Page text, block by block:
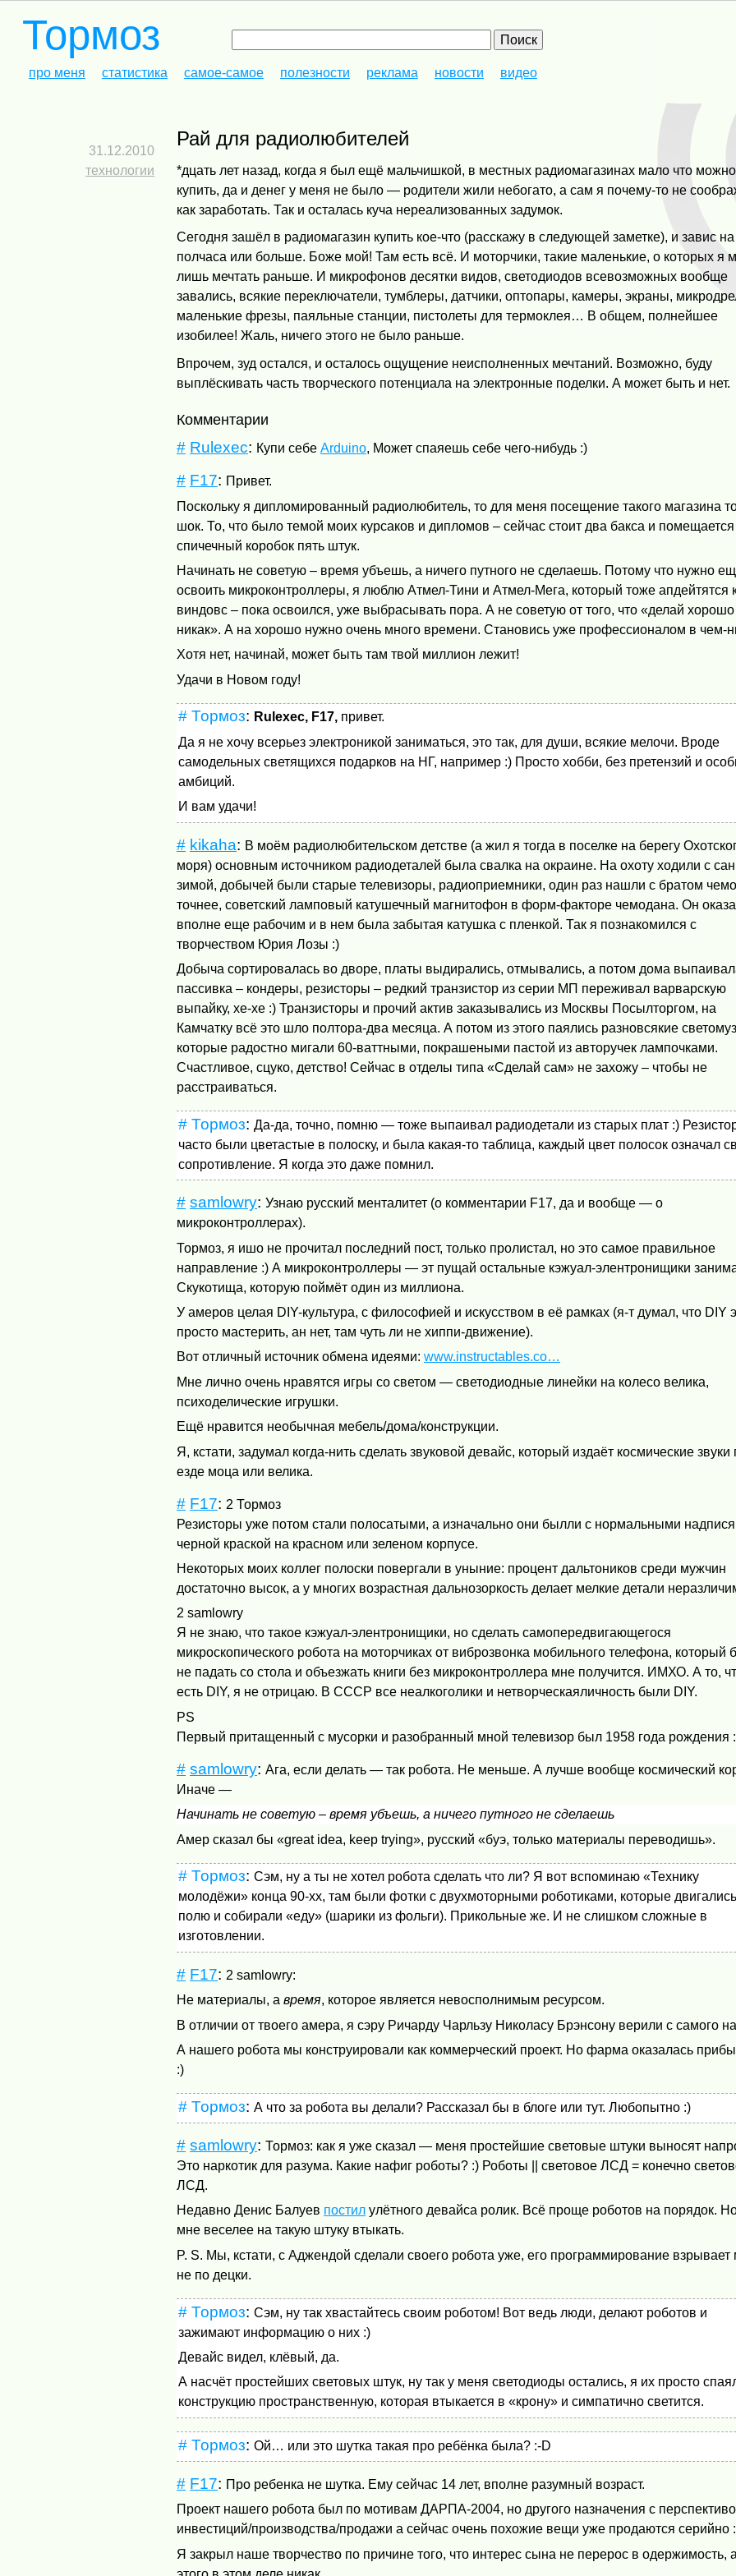
Тормоз
про меня статистика самое-самое полезности реклама новости видео
Рай для радиолюбителей
31.12.2010
технологии
*дцать лет назад, когда я был ещё мальчишкой, в местных радиомагазинах мало что
купить, да и денег у меня не было — родители жили небогато, а сам я почему-то не
как заработать. Так и осталась куча нереализованных задумок.
Сегодня зашёл в радиомагазин купить кое-что (расскажу в следующей заметке), и завис на
полчаса или больше. Боже мой! Там есть всё. И моторчики, такие маленькие, о которых я
лишь мечтать раньше. И микрофонов десятки видов, светодиодов всевозможных вообще
завались, всякие переключатели, тумблеры, датчики, оптопары, камеры, экраны,
маленькие фрезы, паяльные станции, пистолеты для термоклея… В общем, полнейшее
изобилее! Жаль, ничего этого не было раньше.
Впрочем, зуд остался, и осталось ощущение неисполненных мечтаний. Возможно, буду
выплёскивать часть творческого потенциала на электронные поделки. А может быть и нет.
Комментарии
# Rulexec: Купи себеArduino, Может спаяешь себе чего-нибудь :)
# F17: Привет.
Поскольку я дипломированный радиолюбитель, то для меня посещение такого магазина
шок. То, что было темой моих курсаков и дипломов – сейчас стоит два бакса и помещается
спичечный коробок пять штук.
Начинать не советую – время убъешь, а ничего путного не сделаешь. Потому что нужно
освоить микроконтроллеры, я люблю Атмел-Тини и Атмел-Мега, который тоже апдейтятся
виндовс – пока освоился, уже выбрасывать пора. А не советую от того, что «делай
никак». А на хорошо нужно очень много времени. Становись уже профессионалом в чем-
Хотя нет, начинай, может быть там твой миллион лежит!
Удачи в Новом году!
# Тормоз: Rulexec, F17,привет.
Да я не хочу всерьез электроникой заниматься, это так, для души, всякие мелочи. Вроде
самодельных светящихся подарков на НГ, например :) Просто хобби, без претензий и
амбиций.
И вам удачи!
# kikaha: В моём радиолюбительском детстве (а жил я тогда в поселке на берегу
моря) основным источником радиодеталей была свалка на окраине. На охоту ходили с
зимой, добычей были старые телевизоры, радиоприемники, один раз нашли с братом
точнее, советский ламповый катушечный магнитофон в форм-факторе чемодана. Он
вполне еще рабочим и в нем была забытая катушка с пленкой. Так я познакомился с
творчеством Юрия Лозы :)
Добыча сортировалась во дворе, платы выдирались, отмывались, а потом дома
пассивка – кондеры, резисторы – редкий транзистор из серии МП переживал варварскую
выпайку, хе-хе :) Транзисторы и прочий актив заказывались из Москвы Посылторгом, на
Камчатку всё это шло полтора-два месяца. А потом из этого паялись разновсякие
которые радостно мигали 60-ваттными, покрашеными пастой из авторучек лампочками.
Счастливое, сцуко, детство! Сейчас в отделы типа «Сделай сам» не захожу – чтобы не
расстраиваться.
# Тормоз: Да-да, точно, помню — тоже выпаивал радиодетали из старых плат :)
часто были цветастые в полоску, и была какая-то таблица, каждый цвет полосок означал
сопротивление. Я когда это даже помнил.
# samlowry:Узнаю русский менталитет (о комментарии F17, да и вообще — о
микроконтроллерах).
Тормоз, я ишо не прочитал последний пост, только пролистал, но это самое правильное
направление :) А микроконтроллеры — эт пущай остальные кэжуал-элентронищики
Скукотища, которую поймёт один из миллиона.
У амеров целая DIY-культура, с философией и искусством в её рамках (я-т думал, что DIY
просто мастерить, ан нет, там чуть ли не хиппи-движение).
Вот отличный источник обмена идеями:www.instructables.co…
Мне лично очень нравятся игры со светом — светодиодные линейки на колесо велика,
психоделические игрушки.
Ещё нравится необычная мебель/дома/конструкции.
Я, кстати, задумал когда-нить сделать звуковой девайс, который издаёт космические звуки
езде моца или велика.
# F17: 2 Тормоз
Резисторы уже потом стали полосатыми, а изначально они былли с нормальными
черной краской на красном или зеленом корпусе.
Некоторых моих коллег полоски повергали в уныние: процент дальтоников среди мужчин
достаточно высок, а у многих возрастная дальнозоркость делает мелкие детали
2 samlowry
Я не знаю, что такое кэжуал-элентронищики, но сделать самопередвигающегося
микроскопического робота на моторчиках от виброзвонка мобильного телефона, который
не падать со стола и объезжать книги без микроконтроллера мне получится. ИМХО. А то,
есть DIY, я не отрицаю. В СССР все неалкоголики и нетворческаяличность были DIY.
PS
Первый притащенный с мусорки и разобранный мной телевизор был 1958 года рождения
# samlowry:Ага, если делать — так робота. Не меньше. А лучше вообще космический
Иначе —
Начинать не советую – время убъешь, а ничего путного не сделаешь
Амер сказал бы «great idea, keep trying», русский «буэ, только материалы переводишь».
# Тормоз: Сэм, ну а ты не хотел робота сделать что ли? Я вот вспоминаю «Технику
молодёжи» конца 90-хх, там были фотки с двухмоторными роботиками, которые
полю и собирали «еду» (шарики из фольги). Прикольные же. И не слишком сложные в
изготовлении.
# F17: 2 samlowry:
Не материалы, авремя, которое является невосполнимым ресурсом.
В отличии от твоего амера, я сэру Ричарду Чарльзу Николасу Брэнсону верили с самого
А нашего робота мы конструировали как коммерческий проект. Но фарма оказалась
:)
# Тормоз: А что за робота вы делали? Рассказал бы в блоге или тут. Любопытно :)
# samlowry:Тормоз: как я уже сказал — меня простейшие световые штуки выносят
Это наркотик для разума. Какие нафиг роботы? :) Роботы || световое ЛСД = конечно
ЛСД.
Недавно Денис Балуев постил улётного девайса ролик. Всё проще роботов на порядок.
мне веселее на такую штуку втыкать.
P. S. Мы, кстати, с Аджендой сделали своего робота уже, его программирование взрывает
не по децки.
# Тормоз: Сэм, ну так хвастайтесь своим роботом! Вот ведь люди, делают роботов и
зажимают информацию о них :)
Девайс видел, клёвый, да.
А насчёт простейших световых штук, ну так у меня светодиоды остались, я их просто
конструкцию пространственную, которая втыкается в «крону» и симпатично светится.
# Тормоз: Ой… или это шутка такая про ребёнка была? :-D
# F17: Про ребенка не шутка. Ему сейчас 14 лет, вполне разумный возраст.
Проект нашего робота был по мотивам ДАРПА-2004, но другого назначения с
инвестиций/производства/продажи а сейчас очень похожие вещи уже продаются серийно
Я закрыл наше творчество по причине того, что интерес сына не перерос в одержимость,